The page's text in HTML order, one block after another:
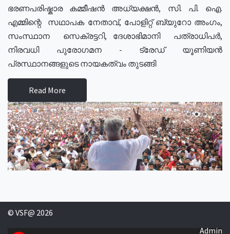
ഭരണപരിഷ്കാര കമ്മീഷൻ അധ്യക്ഷൻ, സി. പി. ഐ.
എമ്മിന്റെ സഥാപക നേതാവ്, പോളിറ്റ് ബ്യുറോ അംഗം,
സംസ്ഥാന സെക്രട്ടറി, ദേശാഭിമാനി പത്രാധിപർ,
നിരവധി പുരോഗമന - ട്രേഡ് യൂണിയൻ
പ്രസ്ഥാനങ്ങളുടെ നായകത്വം തുടങ്ങി
Read More
© VSF@ 2026
Admin